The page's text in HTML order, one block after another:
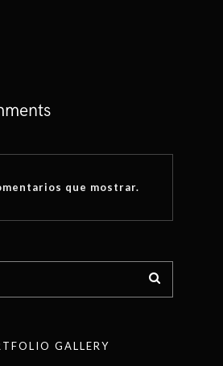
que mostrar.
GALLERY